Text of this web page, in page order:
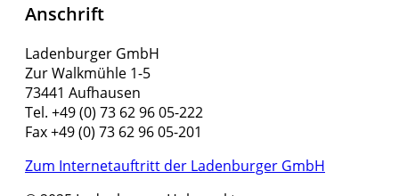
Anschrift
Ladenburger GmbH
Zur Walkmühle 1-5
73441 Aufhausen
Tel. +49 (0) 73 62 96 05-222
Fax +49 (0) 73 62 96 05-201
Zum Internetauftritt der Ladenburger GmbH